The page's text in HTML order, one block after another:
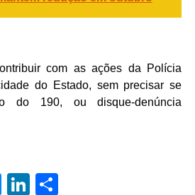
com as ações da Polícia
do Estado, sem precisar se
do 190, ou disque-denúncia
Messenger
LinkedIn